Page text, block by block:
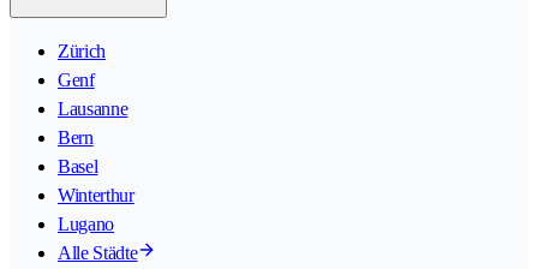
Zürich
Genf
Lausanne
Bern
Basel
Winterthur
Lugano
Alle Städte